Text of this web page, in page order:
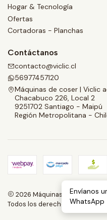
Hogar & Tecnología
Ofertas
Cortadoras - Planchas
Contáctanos
contacto@viclic.cl
56977457120
Máquinas de coser | Viclic
Chacabuco 226, Local 2
9251702 Santiago - Maipú
Región Metropolitana -
2026 Máquinas de coser |
Todos los derechos reservados.
Envíanos
WhatsApp